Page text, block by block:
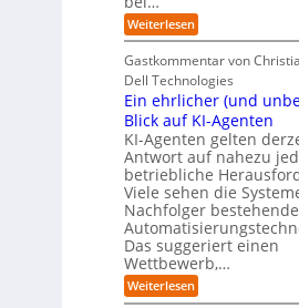
-
H
e
r
s
t
e
l
l
e
r
n
r
o
j
e
k
t
e
i
n
d
e
r
I
n
d
u
s
t
r
b
e
r
r
s
i
k
o
,
w
a
c
h
s
e
n
d
e
e
n
ü
r
I
n
d
u
s
t
r
i
e
r
o
b
o
t
Weiterlesen:
E
n
3
D
-
Z
w
i
l
l
i
n
g
f
ü
r
T
Gastkommentar von
Dell Technologies
Ein ehrlicher (und
Blick auf KI-Agenten
KI-Agenten gelten
Antwort auf nahezu
betriebliche
Viele sehen die
Nachfolger
Das suggeriert einen
Wettbewerb,…
Weiterlesen:
E